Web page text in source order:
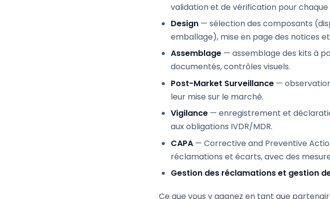
validation et de vérification pour
Design — sélection des composants
emballage), mise en page des notices
Assemblage — assemblage des kits à
documentés, contrôles visuels.
Post-Market Surveillance —
leur mise sur le marché.
Vigilance — enregistrement et
aux obligations IVDR/MDR.
CAPA — Corrective and Preventive
réclamations et écarts, avec des
Gestion des réclamations et gestion
Ce que vous y gagnez en tant que